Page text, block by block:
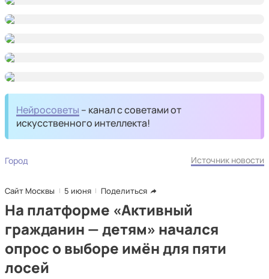
Нейросоветы – канал с советами от
искусственного интеллекта!
Город Источник новости
Сайт Москвы 5 июня Поделиться
На платформе «Активный
гражданин — детям» начался
опрос о выборе имён для пяти
лосей